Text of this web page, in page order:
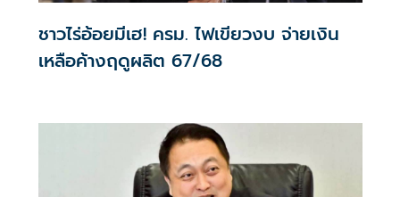
ชาวไร่อ้อยมีเฮ! ครม. ไฟเขียวงบ จ่ายเงิน
เหลือค้างฤดูผลิต 67/68